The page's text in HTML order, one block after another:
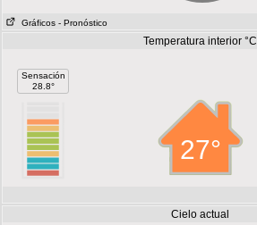
Gráficos - Pronóstico
Temperatura interior °C
Sensación
28.8°
27°
Cielo actual